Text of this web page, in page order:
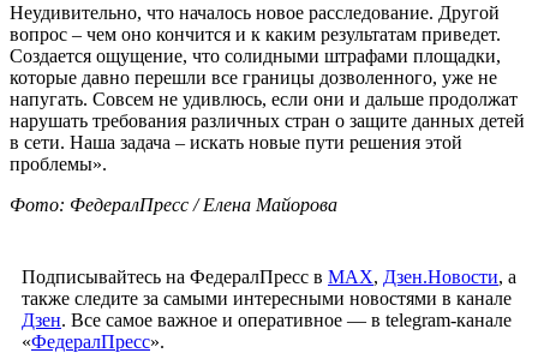
Неудивительно, что началось новое расследование. Другой
вопрос – чем оно кончится и к каким результатам приведет.
Создается ощущение, что солидными штрафами площадки,
которые давно перешли все границы дозволенного, уже не
напугать. Совсем не удивлюсь, если они и дальше продолжат
нарушать требования различных стран о защите данных детей
в сети. Наша задача – искать новые пути решения этой
проблемы».
Фото: ФедералПресс / Елена Майорова
Подписывайтесь на ФедералПресс в МАХ, Дзен.Новости, а
также следите за самыми интересными новостями в канале
Дзен. Все самое важное и оперативное — в telegram-канале
«ФедералПресс».